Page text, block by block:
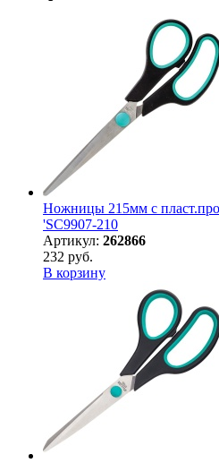
Ножницы 215мм с
'SC9907-210
Артикул: 262866
232 руб.
В корзину